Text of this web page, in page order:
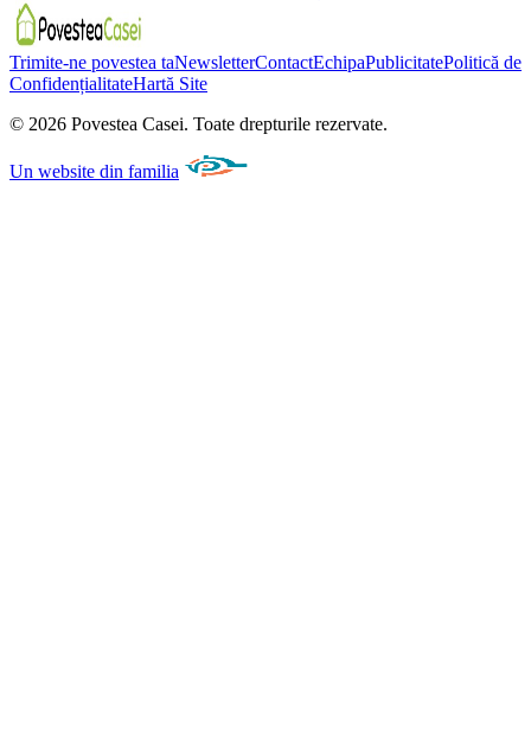
Trimite-ne povestea taNewsletterContactEchipaPublicitatePolitică de
ConfidențialitateHartă Site
© 2026 Povestea Casei. Toate drepturile rezervate.
Un website din familia